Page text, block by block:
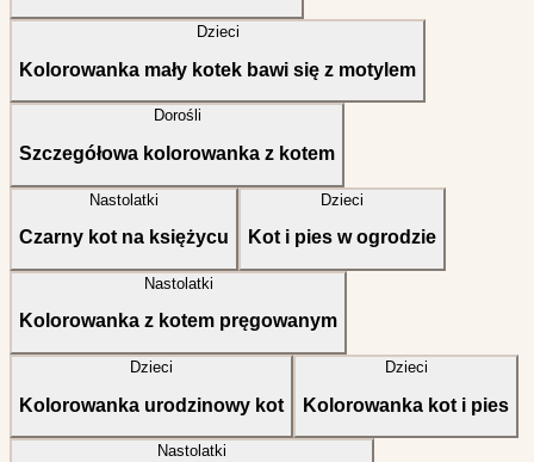
Dzieci
Kolorowanka mały kotek bawi się z motylem
Dorośli
Szczegółowa kolorowanka z kotem
Nastolatki
Czarny kot na księżycu
Dzieci
Kot i pies w ogrodzie
Nastolatki
Kolorowanka z kotem pręgowanym
Dzieci
Kolorowanka urodzinowy kot
Dzieci
Kolorowanka kot i pies
Nastolatki